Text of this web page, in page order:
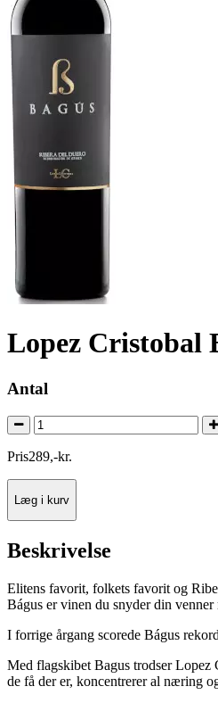
Lopez Cristobal
Antal
Pris289,-kr.
Læg i kurv
Beskrivelse
Elitens favorit, folkets favorit og
Bágus er vinen du snyder din
I forrige årgang scorede Bágus
Med flagskibet Bagus trodser
de få der er, koncentrerer al næring